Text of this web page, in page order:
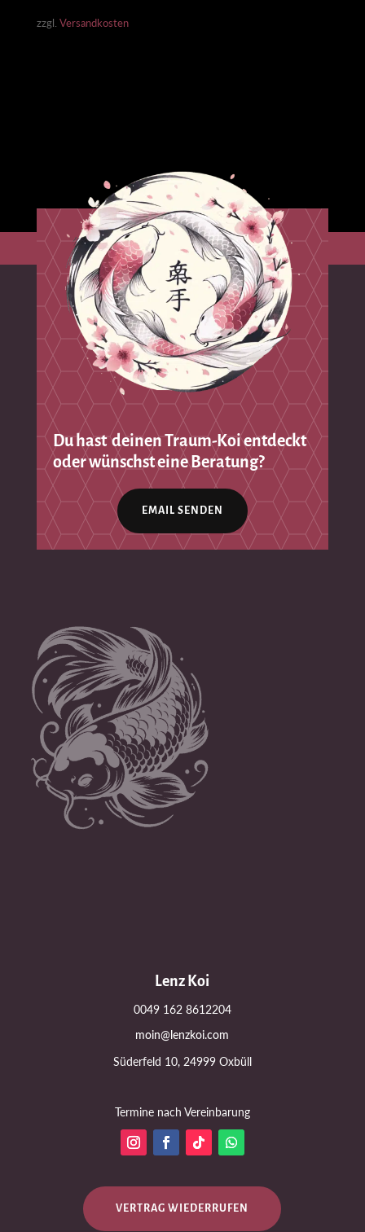
zzgl. Versandkosten
Du hast deinen Traum-Koi entdeckt
oder wünschst eine Beratung?
EMAIL SENDEN
Lenz Koi
0049 162 8612204
moin@lenzkoi.com
Süderfeld 10, 24999 Oxbüll
Termine nach Vereinbarung
VERTRAG WIEDERRUFEN